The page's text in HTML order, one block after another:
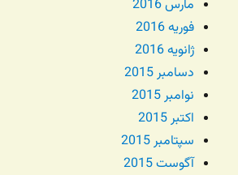
مارس 2016
فوریه 2016
ژانویه 2016
دسامبر 2015
نوامبر 2015
اکتبر 2015
سپتامبر 2015
آگوست 2015